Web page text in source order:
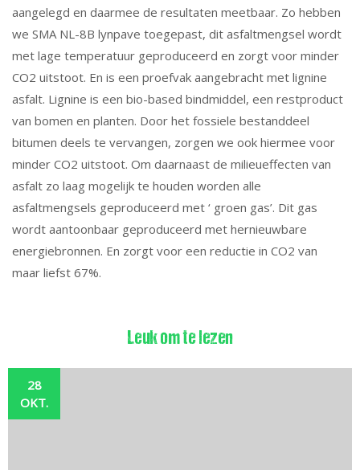
aangelegd en daarmee de resultaten meetbaar. Zo hebben
we SMA NL-8B lynpave toegepast, dit asfaltmengsel wordt
met lage temperatuur geproduceerd en zorgt voor minder
CO2 uitstoot. En is een proefvak aangebracht met lignine
asfalt. Lignine is een bio-based bindmiddel, een restproduct
van bomen en planten. Door het fossiele bestanddeel
bitumen deels te vervangen, zorgen we ook hiermee voor
minder CO2 uitstoot. Om daarnaast de milieueffecten van
asfalt zo laag mogelijk te houden worden alle
asfaltmengsels geproduceerd met ‘ groen gas’. Dit gas
wordt aantoonbaar geproduceerd met hernieuwbare
energiebronnen. En zorgt voor een reductie in CO2 van
maar liefst 67%.
Leuk om te lezen
28
OKT.